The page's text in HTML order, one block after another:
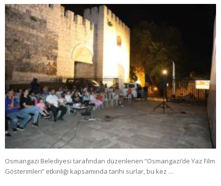
Osmangazi Belediyesi tarafından düzenlenen “Osmangazi’de Yaz Film
Gösterimleri” etkinliği kapsamında tarihi surlar, bu kez …